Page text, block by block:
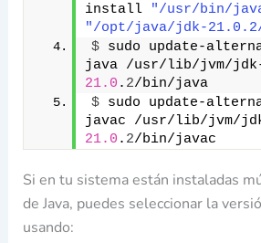
install
"/usr/bin/
"/opt/java/jdk-
$ sudo update-
java /usr/lib/jvm/
21.0 . 2/bin/java
$ sudo update-
javac /usr/lib/jvm/
21.0 . 2/bin/javac
Si en tu sistema están instaladas
de Java, puedes seleccionar la
usando: